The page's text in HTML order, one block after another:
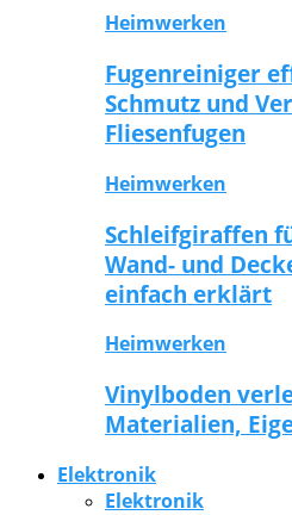
Heimwerken
Fugenreiniger
Schmutz und
Fliesenfugen
Heimwerken
Schleifgiraffen
Wand- und
einfach erklärt
Heimwerken
Vinylboden
Materialien,
Elektronik
Elektronik